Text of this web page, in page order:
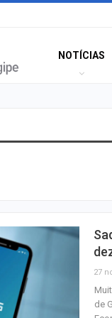
NOTÍCIAS
27
de